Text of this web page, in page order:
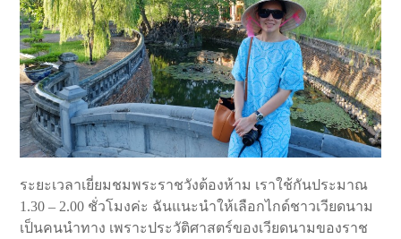
ระยะเวลาเยี่ยมชมพระราชวังต้องห้าม เราใช้กันประมาณ
1.30 – 2.00 ชั่วโมงค่ะ ฉันแนะนำให้เลือกไกด์ชาวเวียดนาม
เป็นคนนำทาง เพราะประวัติศาสตร์ของเวียดนามของราช